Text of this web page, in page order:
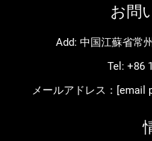
お問
Add: 中国江蘇省常
Tel: +86
メールアドレス： [email